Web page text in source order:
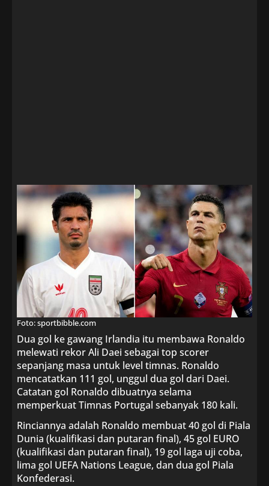
Foto: sportbibble.com
Dua gol ke gawang Irlandia itu membawa Ronaldo
melewati rekor Ali Daei sebagai top scorer
sepanjang masa untuk level timnas. Ronaldo
mencatatkan 111 gol, unggul dua gol dari Daei.
Catatan gol Ronaldo dibuatnya selama
memperkuat Timnas Portugal sebanyak 180 kali.
Rinciannya adalah Ronaldo membuat 40 gol di Piala
Dunia (kualifikasi dan putaran final), 45 gol EURO
(kualifikasi dan putaran final), 19 gol laga uji coba,
lima gol UEFA Nations League, dan dua gol Piala
Konfederasi.